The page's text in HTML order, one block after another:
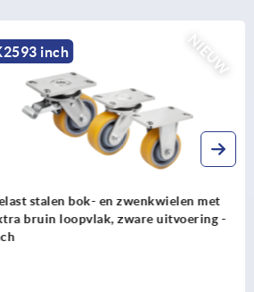
NIEUW
K2586 inch
Plaatstalen zwenk- en bokwielen met
polyamide wiel, standaard uitvoering -
inch